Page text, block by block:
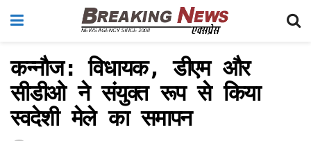
कन्नौज: विधायक, डीएम और
सीडीओ ने संयुक्त रूप से किया
स्वदेशी मेले का समापन